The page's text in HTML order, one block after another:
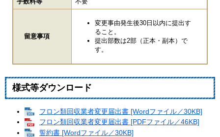
留意事項
変更事由発生後30日以内に提出す
ること。
提出部数は2部（正本・副本）で
す。
様式等ダウンロード
フロン類回収業者変更届出書 [Wordファイル／30KB]
フロン類回収業者変更届出書 [PDFファイル／46KB]
誓約書 [Wordファイル／30KB]